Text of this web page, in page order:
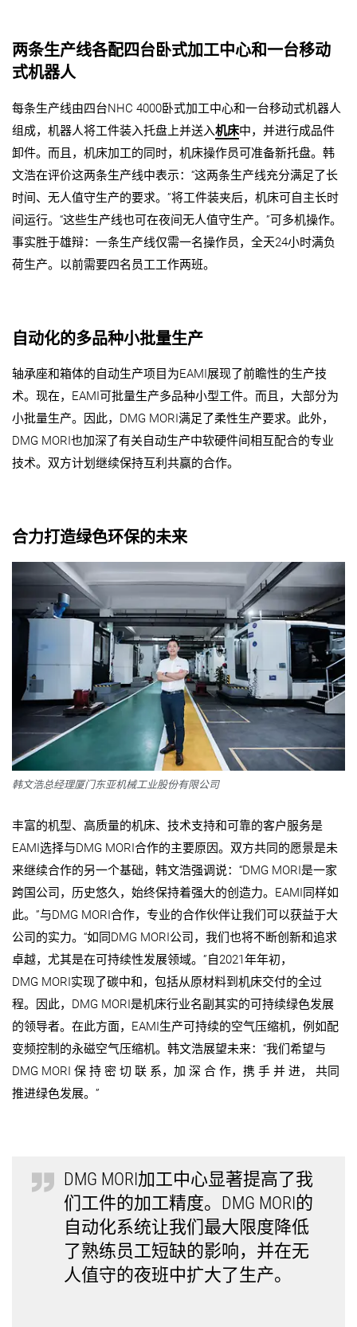
两条生产线各配四台卧式加工中心和一台移动
式机器人
每条生产线由四台NHC 4000卧式加工中心和一台移动式机器人
组成，机器人将工件装入托盘上并送入机床中，并进行成品件
卸件。而且，机床加工的同时，机床操作员可准备新托盘。韩
文浩在评价这两条生产线中表示：“这两条生产线充分满足了长
时间、无人值守生产的要求。”将工件装夹后，机床可自主长时
间运行。“这些生产线也可在夜间无人值守生产。”可多机操作。
事实胜于雄辩：一条生产线仅需一名操作员，全天24小时满负
荷生产。以前需要四名员工工作两班。
自动化的多品种小批量生产
轴承座和箱体的自动生产项目为EAMI展现了前瞻性的生产技
术。现在，EAMI可批量生产多品种小型工件。而且，大部分为
小批量生产。因此，DMG MORI满足了柔性生产要求。此外，
DMG MORI也加深了有关自动生产中软硬件间相互配合的专业
技术。双方计划继续保持互利共赢的合作。
合力打造绿色环保的未来
韩文浩总经理厦门东亚机械工业股份有限公司
丰富的机型、高质量的机床、技术支持和可靠的客户服务是
EAMI选择与DMG MORI合作的主要原因。双方共同的愿景是未
来继续合作的另一个基础，韩文浩强调说：“DMG MORI是一家
跨国公司，历史悠久，始终保持着强大的创造力。EAMI同样如
此。”与DMG MORI合作，专业的合作伙伴让我们可以获益于大
公司的实力。“如同DMG MORI公司，我们也将不断创新和追求
卓越，尤其是在可持续性发展领域。”自2021年年初，
DMG MORI实现了碳中和，包括从原材料到机床交付的全过
程。因此，DMG MORI是机床行业名副其实的可持续绿色发展
的领导者。在此方面，EAMI生产可持续的空气压缩机，例如配
变频控制的永磁空气压缩机。韩文浩展望未来：“我们希望与
DMG MORI 保 持 密 切 联 系，加 深 合 作，携 手 并 进， 共同
推进绿色发展。”
DMG MORI加工中心显著提高了我
们工件的加工精度。DMG MORI的
自动化系统让我们最大限度降低
了熟练员工短缺的影响，并在无
人值守的夜班中扩大了生产。